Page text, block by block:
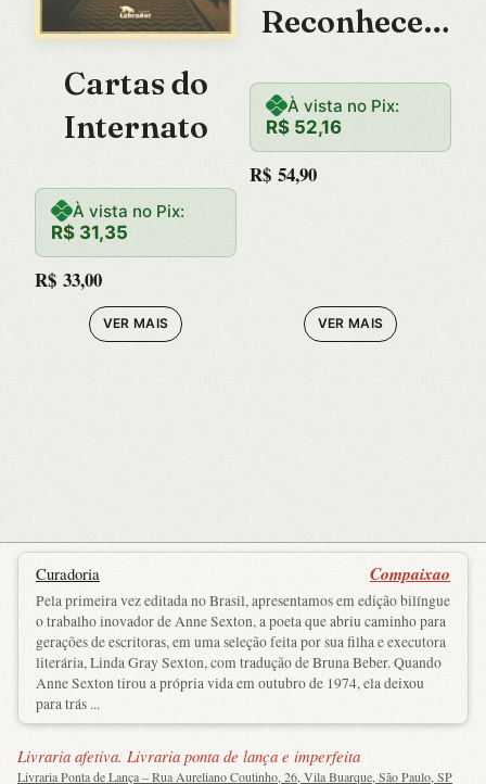
Cartas do
Internato
À vista no Pix:
R$ 31,35
R$ 33,00
VER MAIS
Reconhecer
À vista no Pix:
R$ 52,16
R$ 54,90
VER MAIS
Curadoria Compaixao
Pela primeira vez editada no Brasil, apresentamos em edição bilíngue
o trabalho inovador de Anne Sexton, a poeta que abriu caminho para
gerações de escritoras, em uma seleção feita por sua filha e executora
literária, Linda Gray Sexton, com tradução de Bruna Beber. Quando
Anne Sexton tirou a própria vida em outubro de 1974, ela deixou
para trás ...
Livraria afetiva. Livraria ponta de lança e imperfeita
Livraria Ponta de Lança – Rua Aureliano Coutinho, 26, Vila Buarque, São Paulo, SP